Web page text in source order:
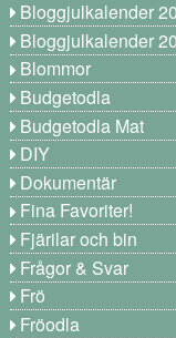
Bloggjulkalender
Bloggjulkalender
Blommor
Budgetodla
Budgetodla Mat
DIY
Dokumentär
Fina Favoriter!
Fjärilar och bin
Frågor & Svar
Frö
Fröodla